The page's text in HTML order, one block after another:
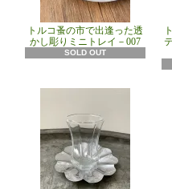
トルコ蚤の市で出逢った透
かし彫りミニトレイ－007
SOLD OUT